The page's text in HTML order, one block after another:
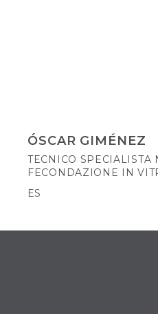
ÓSCAR GIMÉNEZ
TECNICO SPECIALISTA
FECONDAZIONE IN
ES